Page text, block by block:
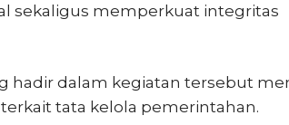
sekaligus memperkuat integritas
hadir dalam kegiatan tersebut
tata kelola pemerintahan.